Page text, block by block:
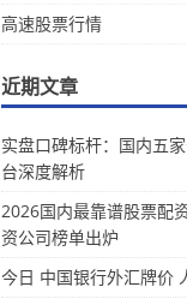
高速股票行情
近期文章
实盘口碑标杆：国内五
台深度解析
2026国内最靠谱股票配
资公司榜单出炉
今日 中国银行外汇牌价